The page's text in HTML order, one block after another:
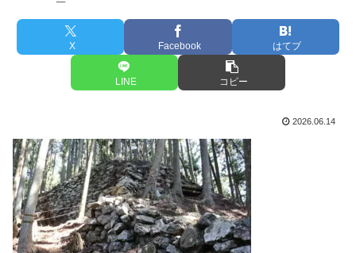
X Facebook はてブ
LINE コピー
2026.06.14